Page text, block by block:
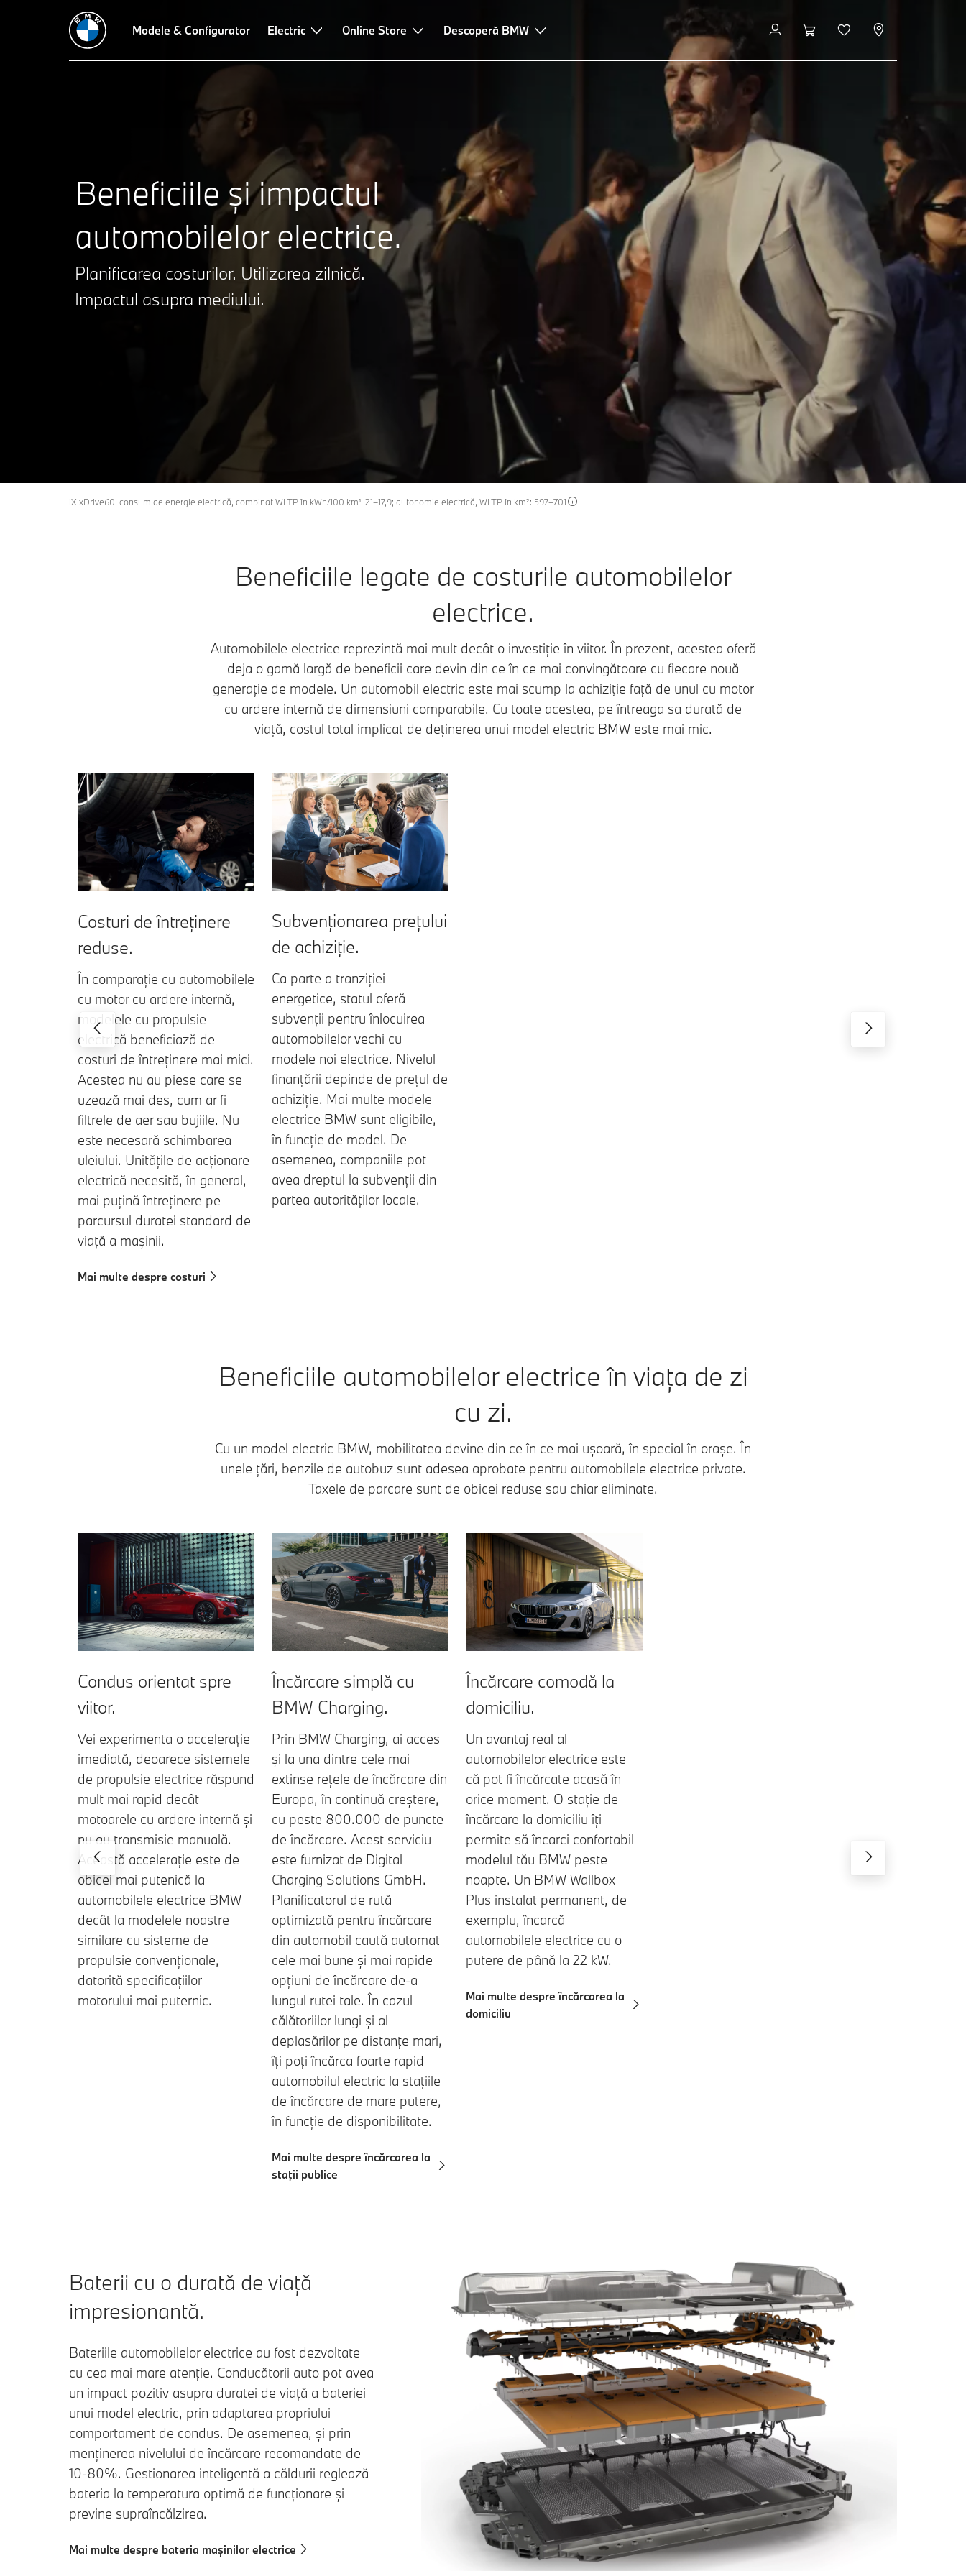
Modele & Configurator Electric Online Store Descoperă BMW
Beneficiile și impactul
automobilelor electrice.
Planificarea costurilor. Utilizarea zilnică.
Impactul asupra mediului.
iX xDrive60: consum de energie electrică, combinat WLTP în kWh/100 km¹: 21–17,9; autonomie electrică, WLTP în km²: 597–701
În viața de zi cu zi Mediul înconjurător Întrebări frecvente Accesează modelele
Beneficiile legate de costurile automobilelor
electrice.
Automobilele electrice reprezintă mai mult decât o investiție în viitor. În prezent, acestea oferă
deja o gamă largă de beneficii care devin din ce în ce mai convingătoare cu fiecare nouă
generație de modele. Un automobil electric este mai scump la achiziţie față de unul cu motor
cu ardere internă de dimensiuni comparabile. Cu toate acestea, pe întreaga sa durată de
viață, costul total implicat de deținerea unui model electric BMW este mai mic.
Costuri de întreținere
reduse.
În comparație cu automobilele
cu motor cu ardere internă,
modelele cu propulsie
electrică beneficiază de
costuri de întreținere mai mici.
Acestea nu au piese care se
uzează mai des, cum ar fi
filtrele de aer sau bujiile. Nu
este necesară schimbarea
uleiului. Unitățile de acționare
electrică necesită, în general,
mai puțină întreținere pe
parcursul duratei standard de
viață a mașinii.
Mai multe despre costuri
Subvenționarea prețului
de achiziție.
Ca parte a tranziției
energetice, statul oferă
subvenții pentru înlocuirea
automobilelor vechi cu
modele noi electrice. Nivelul
finanțării depinde de prețul de
achiziție. Mai multe modele
electrice BMW sunt eligibile,
în funcție de model. De
asemenea, companiile pot
avea dreptul la subvenții din
partea autorităților locale.
Beneficiile automobilelor electrice în viața de zi
cu zi.
Cu un model electric BMW, mobilitatea devine din ce în ce mai ușoară, în special în orașe. În
unele țări, benzile de autobuz sunt adesea aprobate pentru automobilele electrice private.
Taxele de parcare sunt de obicei reduse sau chiar eliminate.
Condus orientat spre
viitor.
Vei experimenta o accelerație
imediată, deoarece sistemele
de propulsie electrice răspund
mult mai rapid decât
motoarele cu ardere internă și
nu au transmisie manuală.
Această accelerație este de
obicei mai putenică la
automobilele electrice BMW
decât la modelele noastre
similare cu sisteme de
propulsie convenționale,
datorită specificațiilor
motorului mai puternic.
Încărcare simplă cu
BMW Charging.
Prin BMW Charging, ai acces
și la una dintre cele mai
extinse rețele de încărcare din
Europa, în continuă creștere,
cu peste 800.000 de puncte
de încărcare. Acest serviciu
este furnizat de Digital
Charging Solutions GmbH.
Planificatorul de rută
optimizată pentru încărcare
din automobil caută automat
cele mai bune și mai rapide
opțiuni de încărcare de-a
lungul rutei tale. În cazul
călătoriilor lungi și al
deplasărilor pe distanțe mari,
îți poți încărca foarte rapid
automobilul electric la stațiile
de încărcare de mare putere,
în funcție de disponibilitate.
Mai multe despre încărcarea la
staţii publice
Încărcare comodă la
domiciliu.
Un avantaj real al
automobilelor electrice este
că pot fi încărcate acasă în
orice moment. O stație de
încărcare la domiciliu îți
permite să încarci confortabil
modelul tău BMW peste
noapte. Un BMW Wallbox
Plus instalat permanent, de
exemplu, încarcă
automobilele electrice cu o
putere de până la 22 kW.
Mai multe despre încărcarea la
domiciliu
Baterii cu o durată de viață
impresionantă.
Bateriile automobilelor electrice au fost dezvoltate
cu cea mai mare atenție. Conducătorii auto pot avea
un impact pozitiv asupra duratei de viață a bateriei
unui model electric, prin adaptarea propriului
comportament de condus. De asemenea, și prin
menținerea nivelului de încărcare recomandate de
10-80%. Gestionarea inteligentă a căldurii reglează
bateria la temperatura optimă de funcționare și
previne supraîncălzirea.
Mai multe despre bateria mașinilor electrice